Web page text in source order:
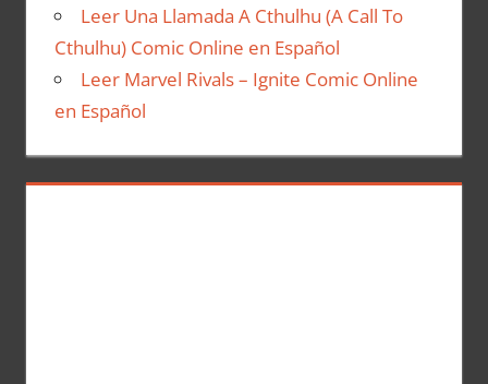
Leer Una Llamada A Cthulhu (A Call To
Cthulhu) Comic Online en Español
Leer Marvel Rivals – Ignite Comic Online
en Español